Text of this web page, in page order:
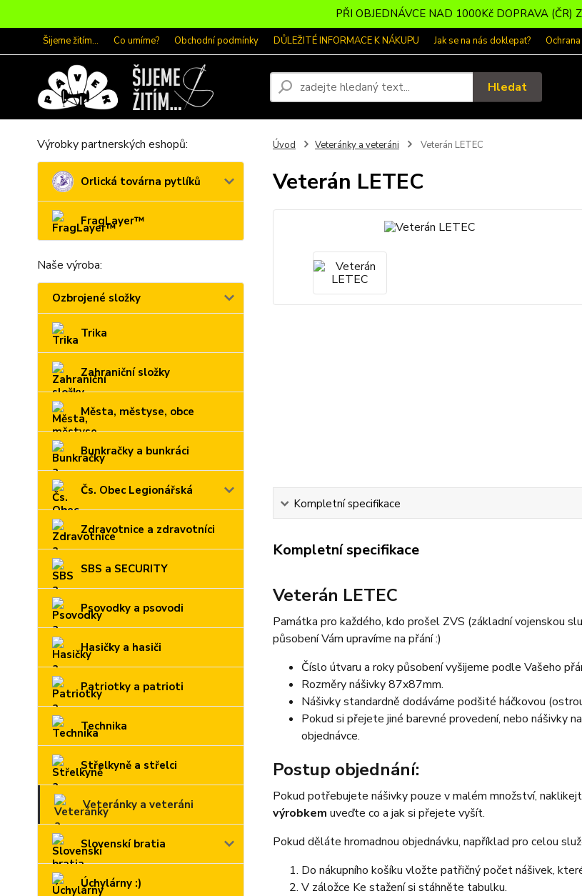
PŘI OBJEDNÁVCE NAD 1000Kč DOPRAVA (ČR)
Šijeme žitím... Co umíme? Obchodní podmínky DŮLEŽITÉ INFORMACE K NÁKUPU Jak se na nás doklepat?
Hledat
Výrobky partnerských eshopů:
Orlická továrna pytlíků
FragLayer™
Naše výroba:
Ozbrojené složky
Trika
Zahraniční složky
Města, městyse, obce
Bunkračky a bunkráci
Čs. Obec Legionářská
Zdravotnice a zdravotníci
SBS a SECURITY
Psovodky a psovodi
Hasičky a hasiči
Patriotky a patrioti
Technika
Střelkyně a střelci
Veteránky a veteráni
Slovenskí bratia
Úchylárny :)
Úvod Veteránky a veteráni Veterán LETEC
Veterán LETEC
Kompletní specifikace
Kompletní specifikace
Veterán LETEC
Památka pro každého, kdo prošel ZVS (základní vojenskou
působení Vám upravíme na přání :)
Číslo útvaru a roky působení vyšijeme podle Vašeho
Rozměry nášivky 87x87mm.
Nášivky standardně dodáváme podšité háčkovou
Pokud si přejete jiné barevné provedení, nebo nášivky
objednávce.
Postup objednání:
Pokud potřebujete nášivky pouze v malém množství,
výrobkem uveďte co a jak si přejete vyšít.
Pokud děláte hromadnou objednávku, například pro celou
Do nákupního košíku vložte patřičný počet nášivek,
V záložce Ke stažení si stáhněte tabulku.